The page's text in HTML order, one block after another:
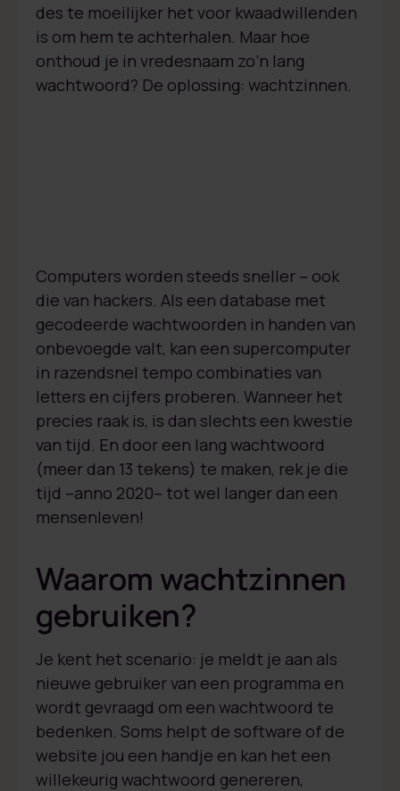
des te moeilijker het voor kwaadwillenden
is om hem te achterhalen. Maar hoe
onthoud je in vredesnaam zo’n lang
wachtwoord? De oplossing: wachtzinnen.
Computers worden steeds sneller – ook
die van hackers. Als een database met
gecodeerde wachtwoorden in handen van
onbevoegde valt, kan een supercomputer
in razendsnel tempo combinaties van
letters en cijfers proberen. Wanneer het
precies raak is, is dan slechts een kwestie
van tijd. En door een lang wachtwoord
(meer dan 13 tekens) te maken, rek je die
tijd –anno 2020– tot wel langer dan een
mensenleven!
Waarom wachtzinnen
gebruiken?
Je kent het scenario: je meldt je aan als
nieuwe gebruiker van een programma en
wordt gevraagd om een wachtwoord te
bedenken. Soms helpt de software of de
website jou een handje en kan het een
willekeurig wachtwoord genereren,